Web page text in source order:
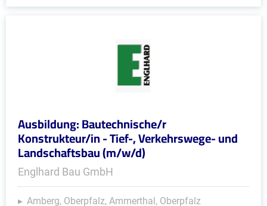
Ausbildung: Bautechnische/r
Konstrukteur/in - Tief-, Verkehrswege- und
Landschaftsbau (m/w/d)
Englhard Bau GmbH
Amberg, Oberpfalz, Ammerthal, Oberpfalz